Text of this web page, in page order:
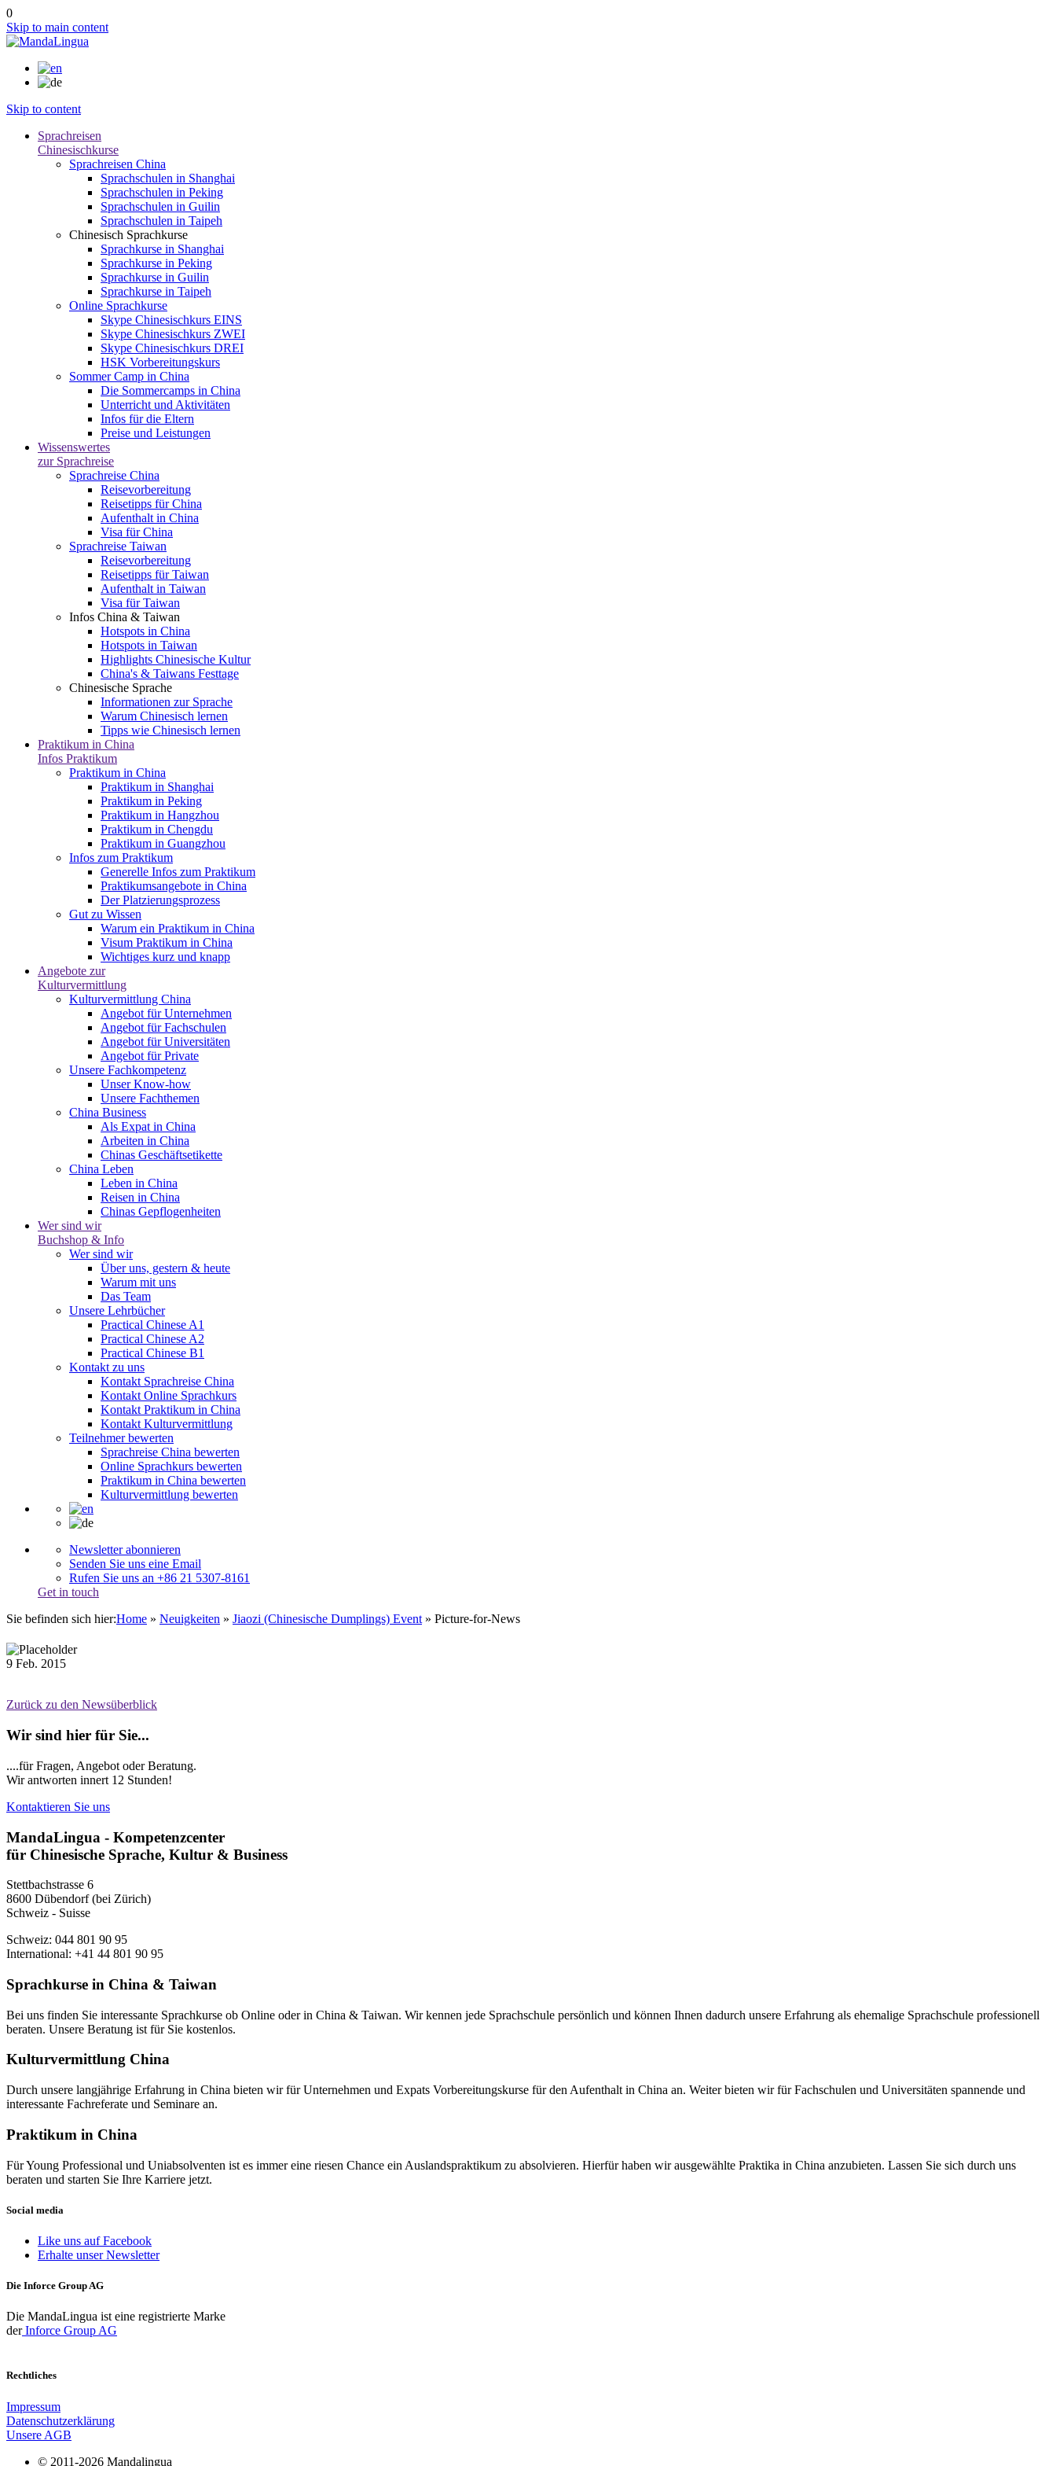
0
Skip to main content
Skip to content
Sprachreisen
Chinesischkurse
Sprachreisen China
Sprachschulen in Shanghai
Sprachschulen in Peking
Sprachschulen in Guilin
Sprachschulen in Taipeh
Chinesisch Sprachkurse
Sprachkurse in Shanghai
Sprachkurse in Peking
Sprachkurse in Guilin
Sprachkurse in Taipeh
Online Sprachkurse
Skype Chinesischkurs EINS
Skype Chinesischkurs ZWEI
Skype Chinesischkurs DREI
HSK Vorbereitungskurs
Sommer Camp in China
Die Sommercamps in China
Unterricht und Aktivitäten
Infos für die Eltern
Preise und Leistungen
Wissenswertes
zur Sprachreise
Sprachreise China
Reisevorbereitung
Reisetipps für China
Aufenthalt in China
Visa für China
Sprachreise Taiwan
Reisevorbereitung
Reisetipps für Taiwan
Aufenthalt in Taiwan
Visa für Taiwan
Infos China & Taiwan
Hotspots in China
Hotspots in Taiwan
Highlights Chinesische Kultur
China's & Taiwans Festtage
Chinesische Sprache
Informationen zur Sprache
Warum Chinesisch lernen
Tipps wie Chinesisch lernen
Praktikum in China
Infos Praktikum
Praktikum in China
Praktikum in Shanghai
Praktikum in Peking
Praktikum in Hangzhou
Praktikum in Chengdu
Praktikum in Guangzhou
Infos zum Praktikum
Generelle Infos zum Praktikum
Praktikumsangebote in China
Der Platzierungsprozess
Gut zu Wissen
Warum ein Praktikum in China
Visum Praktikum in China
Wichtiges kurz und knapp
Angebote zur
Kulturvermittlung
Kulturvermittlung China
Angebot für Unternehmen
Angebot für Fachschulen
Angebot für Universitäten
Angebot für Private
Unsere Fachkompetenz
Unser Know-how
Unsere Fachthemen
China Business
Als Expat in China
Arbeiten in China
Chinas Geschäftsetikette
China Leben
Leben in China
Reisen in China
Chinas Gepflogenheiten
Wer sind wir
Buchshop & Info
Wer sind wir
Über uns, gestern & heute
Warum mit uns
Das Team
Unsere Lehrbücher
Practical Chinese A1
Practical Chinese A2
Practical Chinese B1
Kontakt zu uns
Kontakt Sprachreise China
Kontakt Online Sprachkurs
Kontakt Praktikum in China
Kontakt Kulturvermittlung
Teilnehmer bewerten
Sprachreise China bewerten
Online Sprachkurs bewerten
Praktikum in China bewerten
Kulturvermittlung bewerten
Newsletter abonnieren
Senden Sie uns eine Email
Rufen Sie uns an +86 21 5307-8161
Get in touch
Sie befinden sich hier:Home » Neuigkeiten » Jiaozi (Chinesische Dumplings) Event » Picture-for-News
9 Feb. 2015
Zurück zu den Newsüberblick
Wir sind hier für Sie...
....für Fragen, Angebot oder Beratung.
Wir antworten innert 12 Stunden!
Kontaktieren Sie uns
MandaLingua - Kompetenzcenter
für Chinesische Sprache, Kultur & Business
Stettbachstrasse 6
8600 Dübendorf (bei Zürich)
Schweiz - Suisse
Schweiz: 044 801 90 95
International: +41 44 801 90 95
Sprachkurse in China & Taiwan
Bei uns finden Sie interessante Sprachkurse ob Online oder in China & Taiwan. Wir kennen jede Sprachschule persönlich und können Ihnen dadurch unsere Erfahrung als ehemalige Sprachschule professionell
beraten. Unsere Beratung ist für Sie kostenlos.
Kulturvermittlung China
Durch unsere langjährige Erfahrung in China bieten wir für Unternehmen und Expats Vorbereitungskurse für den Aufenthalt in China an. Weiter bieten wir für Fachschulen und Universitäten spannende und
interessante Fachreferate und Seminare an.
Praktikum in China
Für Young Professional und Uniabsolventen ist es immer eine riesen Chance ein Auslandspraktikum zu absolvieren. Hierfür haben wir ausgewählte Praktika in China anzubieten. Lassen Sie sich durch uns
beraten und starten Sie Ihre Karriere jetzt.
Social media
Like uns auf Facebook
Erhalte unser Newsletter
Die Inforce Group AG
Die MandaLingua ist eine registrierte Marke
derInforce Group AG
Rechtliches
Impressum
Datenschutzerklärung
Unsere AGB
© 2011-2026 Mandalingua